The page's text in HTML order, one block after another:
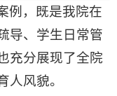
例，既是我院在
导、学生日常管
充分展现了全院
人风貌。